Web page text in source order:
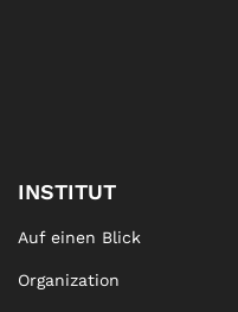
INSTITUT
Auf einen Blick
Organization